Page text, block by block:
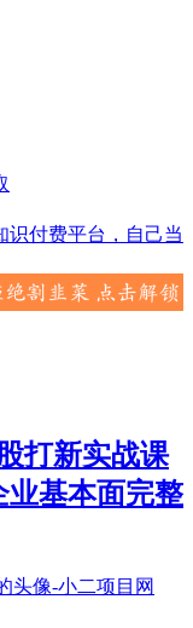
识付费平台，自己当
打新实战课
业基本面完整